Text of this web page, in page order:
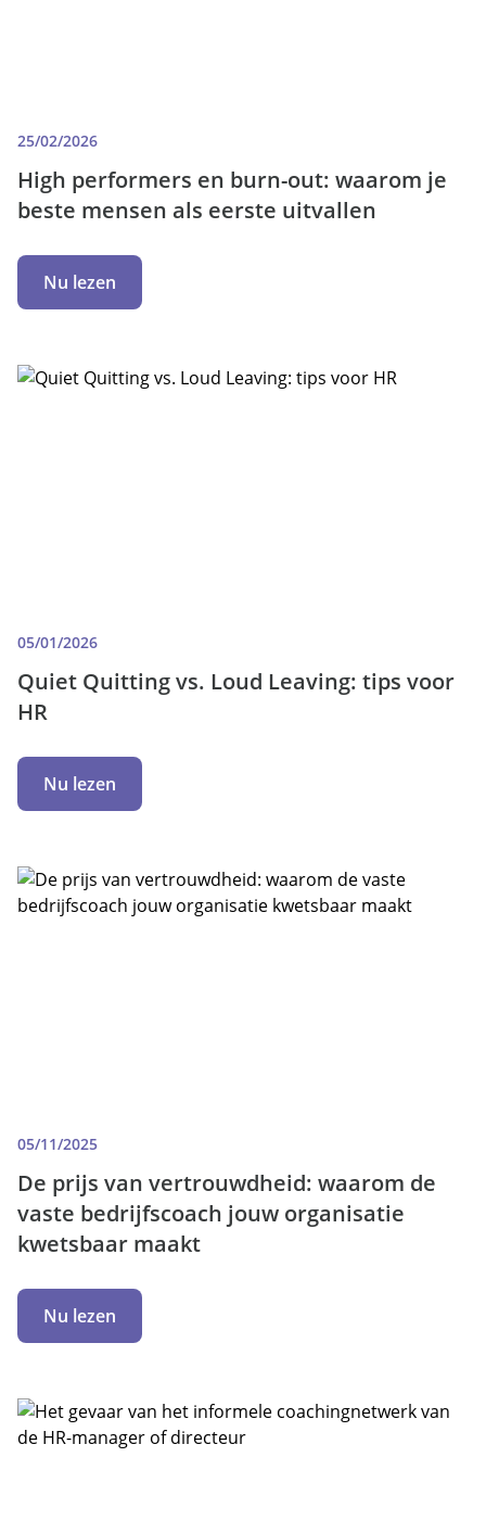
25/02/2026
High performers en burn-out: waarom je
beste mensen als eerste uitvallen
Nu lezen
05/01/2026
Quiet Quitting vs. Loud Leaving: tips voor
HR
Nu lezen
05/11/2025
De prijs van vertrouwdheid: waarom de
vaste bedrijfscoach jouw organisatie
kwetsbaar maakt
Nu lezen